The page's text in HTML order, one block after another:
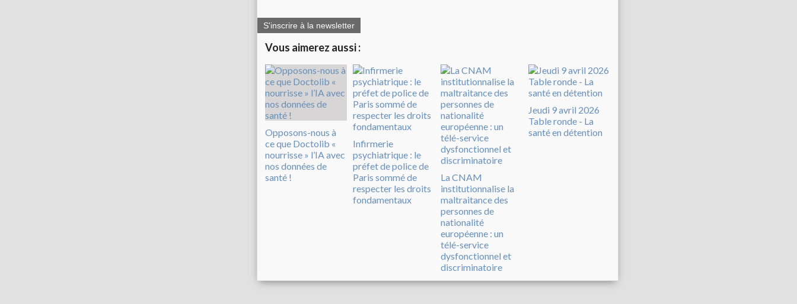
S'inscrire à la newsletter
Vous aimerez aussi :
Opposons-nous à
ce que Doctolib «
nourrisse » l’IA avec
nos données de
santé !
Infirmerie
psychiatrique : le
préfet de police de
Paris sommé de
respecter les droits
fondamentaux
La CNAM
institutionnalise la
maltraitance des
personnes de
nationalité
européenne : un
télé-service
dysfonctionnel et
discriminatoire
Jeudi 9 avril 2026
Table ronde - La
santé en détention